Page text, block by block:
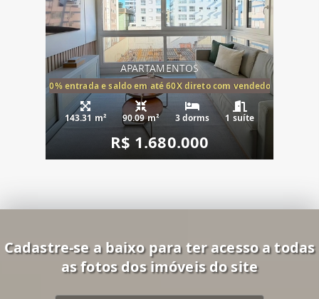
APARTAMENTOS
20% entrada e saldo em até 60X direto com vendedor
143.31 m² 90.09 m² 3 dorms 1 suíte
R$ 1.680.000
Cadastre-se a baixo para ter acesso a todas
as fotos dos imóveis do site